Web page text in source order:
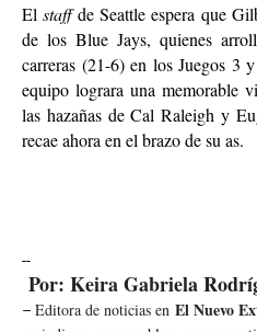
Elstaffde Seattle espera que
de los Blue Jays, quienes
carreras (21-6) en los Juegos 3
equipo lograra una memorable
las hazañas de Cal Raleigh y
recae ahora en el brazo de su as.
--
Por: Keira Gabriela
– Editora de noticias en El Nuevo